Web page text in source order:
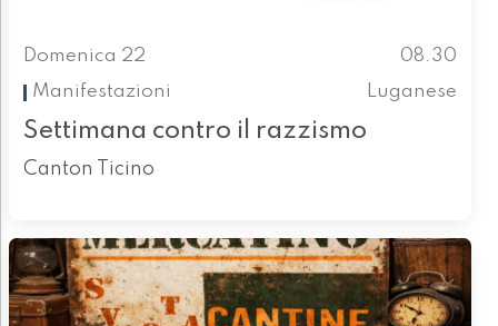
Domenica 22
08.30
Manifestazioni
Luganese
Settimana contro il razzismo
Canton Ticino